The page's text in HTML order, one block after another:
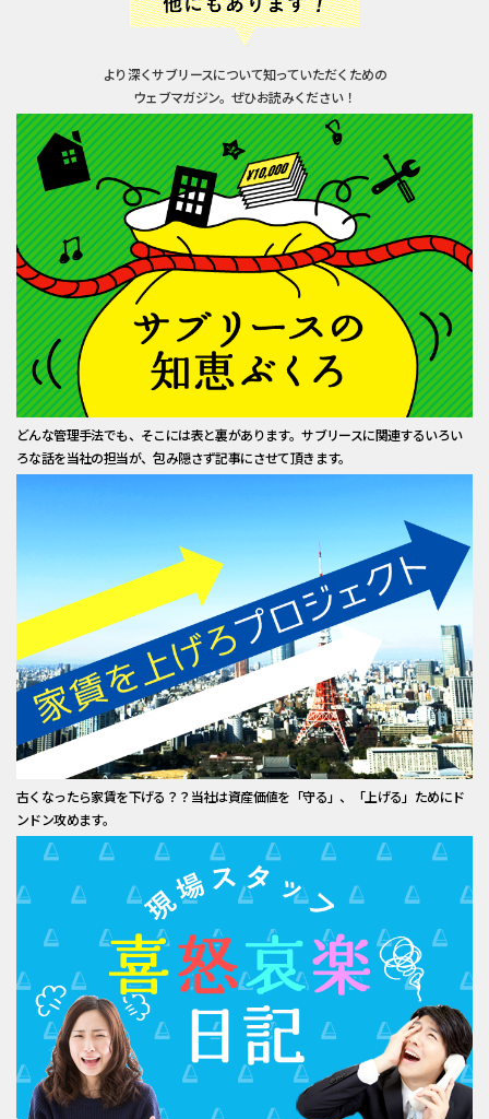
より深くサブリースについて知っていただくための
ウェブマガジン。ぜひお読みください！
どんな管理手法でも、そこには表と裏があります。サブリースに関連するいろい
ろな話を当社の担当が、包み隠さず記事にさせて頂きます。
古くなったら家賃を下げる？？当社は資産価値を「守る」、「上げる」ためにド
ンドン攻めます。